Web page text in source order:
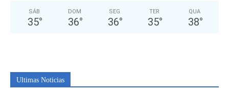
SÁB
35°
DOM
36°
SEG
36°
TER
35°
QUA
38°
Ultimas Noticias